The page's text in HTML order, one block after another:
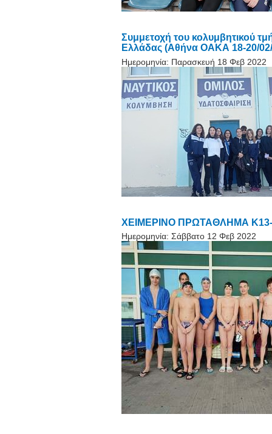
Συμμετοχή του κολυμβητικού
Ελλάδας (Αθήνα ΟΑΚΑ 18-20/
Ημερομηνία: Παρασκευή 18 Φεβ 2022
ΧΕΙΜΕΡΙΝΟ ΠΡΩΤΑΘΛΗΜΑ
Ημερομηνία: Σάββατο 12 Φεβ 2022